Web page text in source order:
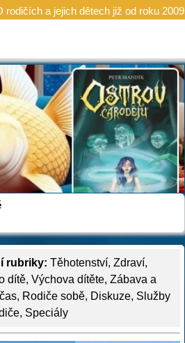
rodičích a jejich dětech již od roku 2009
rubriky: Těhotenství, Zdraví,
dítě, Výchova dítěte, Zábava a
, Rodiče sobě, Diskuze, Služby
, Speciály